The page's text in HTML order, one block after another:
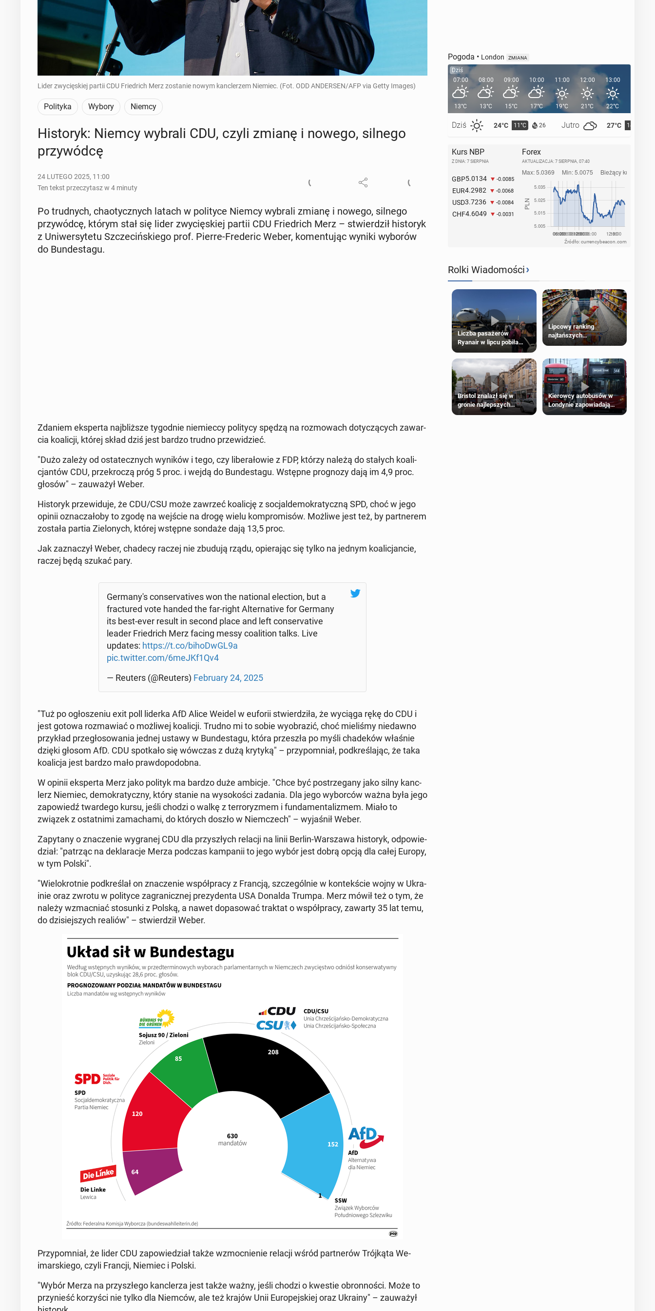
Lider zwycięskiej partii CDU Friedrich Merz zostanie nowym kanclerzem Niemiec. (Fot. ODD ANDERSEN/AFP via Getty Images)
Polityka Wybory Niemcy
Hi­sto­ryk: Niemcy wybrali CDU, czyli zmianę i nowego, silnego
przy­wód­cę
24 LUTEGO 2025, 11:00
Ten tekst przeczytasz w 4 minuty
Po trud­nych, cha­otycz­nych latach w po­li­ty­ce Niemcy wybrali zmianę i nowego, silnego
przy­wód­cę, którym stał się lider zwy­cię­skiej partii CDU Frie­drich Merz – stwier­dził hi­sto­ryk
z Uni­wer­sy­te­tu Szcze­ciń­skie­go prof. Pierre-Fre­de­ric Weber, ko­men­tu­jąc wyniki wyborów
do Bun­de­sta­gu.
Zdaniem eks­per­ta naj­bliż­sze ty­go­dnie nie­miec­cy po­li­ty­cy spędzą na roz­mo­wach do­ty­czą­cych za­war­
cia ko­ali­cji, której skład dziś jest bardzo trudno prze­wi­dzieć.
"Dużo zależy od osta­tecz­nych wyników i tego, czy li­be­ra­ło­wie z FDP, którzy należą do stałych ko­ali­
cjan­tów CDU, prze­kro­czą próg 5 proc. i wejdą do Bun­de­sta­gu. Wstępne pro­gno­zy dają im 4,9 proc.
głosów" – za­uwa­żył Weber.
Hi­sto­ryk prze­wi­du­je, że CDU/CSU może zawrzeć ko­ali­cję z so­cjal­de­mo­kra­tycz­ną SPD, choć w jego
opinii ozna­cza­ło­by to zgodę na wejście na drogę wielu kom­pro­mi­sów. Możliwe jest też, by part­ne­rem
została partia Zie­lo­nych, której wstępne sondaże dają 13,5 proc.
Jak za­zna­czył Weber, chadecy raczej nie zbudują rządu, opie­ra­jąc się tylko na jednym ko­ali­cjan­cie,
raczej będą szukać pary.
Ger­ma­ny­'s con­se­rva­ti­ves won the na­tio­nal elec­tion, but a
frac­tu­red vote handed the far-right Al­ter­na­ti­ve for Germany
its best-ever result in second place and left con­se­rva­ti­ve
leader Frie­drich Merz facing messy co­ali­tion talks. Live
updates: https://t.co/bi­ho­DwGL9a
pic.twitter.com/6meJKf1Qv4
— Reuters (@Reuters) Fe­bru­ary 24, 2025
"Tuż po ogło­sze­niu exit poll liderka AfD Alice Weidel w euforii stwier­dzi­ła, że wyciąga rękę do CDU i
jest gotowa roz­ma­wiać o moż­li­wej ko­ali­cji. Trudno mi to sobie wy­obra­zić, choć mie­li­śmy nie­daw­no
przy­kład prze­gło­so­wa­nia jednej ustawy w Bun­de­sta­gu, która prze­szła po myśli cha­de­ków właśnie
dzięki głosom AfD. CDU spo­tka­ło się wówczas z dużą krytyką" – przy­po­mniał, pod­kre­śla­jąc, że taka
ko­ali­cja jest bardzo mało praw­do­po­dob­na.
W opinii eks­per­ta Merz jako polityk ma bardzo duże ambicje. "Chce być po­strze­ga­ny jako silny kanc­
lerz Niemiec, de­mo­kra­tycz­ny, który stanie na wy­so­ko­ści zadania. Dla jego wy­bor­ców ważna była jego
za­po­wiedź twar­de­go kursu, jeśli chodzi o walkę z ter­ro­ry­zmem i fun­da­men­ta­li­zmem. Miało to
związek z ostat­ni­mi za­ma­cha­mi, do których doszło w Niem­czech" – wy­ja­śnił Weber.
Za­py­ta­ny o zna­cze­nie wy­gra­nej CDU dla przy­szłych relacji na linii Berlin-War­sza­wa hi­sto­ryk, od­po­wie­
dział: "patrząc na de­kla­ra­cje Merza podczas kam­pa­nii to jego wybór jest dobrą opcją dla całej Europy,
w tym Polski".
"Wie­lo­krot­nie pod­kre­ślał on zna­cze­nie współ­pra­cy z Francją, szcze­gól­nie w kon­tek­ście wojny w Ukra­
inie oraz zwrotu w po­li­ty­ce za­gra­nicz­nej pre­zy­den­ta USA Donalda Trumpa. Merz mówił też o tym, że
należy wzmac­niać sto­sun­ki z Polską, a nawet do­pa­so­wać traktat o współ­pra­cy, zawarty 35 lat temu,
do dzi­siej­szych realiów" – stwier­dził Weber.
Przy­po­mniał, że lider CDU za­po­wie­dział także wzmoc­nie­nie relacji wśród part­ne­rów Trój­ką­ta We­
imar­skie­go, czyli Francji, Niemiec i Polski.
"Wybór Merza na przy­szłe­go kanc­le­rza jest także ważny, jeśli chodzi o kwestie obron­no­ści. Może to
przy­nieść ko­rzy­ści nie tylko dla Niemców, ale też krajów Unii Eu­ro­pej­skiej oraz Ukrainy" – za­uwa­żył
Pogoda • London ZMIANA
Dziś
07:00
13°C
Dziś 24°C 11°C 26 Jutro 27°C 14°C
08:00
13°C
09:00
15°C
10:00
17°C
11:00
19°C
12:00
21°C
13:00
22°C
Kurs NBP
Z DNIA: 7 SIERPNIA
GBP5.0134 -0.0085
EUR4.2982 -0.0068
USD3.7236 -0.0084
CHF4.6049 -0.0031
Forex
AKTUALIZACJA: 7 SIERPNIA, 07:40
Źródło: currencybeacon.com
Rolki Wiadomości›
Liczba pasażerów
Ryanair w lipcu pobiła
rekord
Lipcowy ranking
najtańszych
supermarketów
Bristol znalazł się w
gronie najlepszych
kierunków podróży na
Kierowcy autobusów w
Londynie zapowiadają
strajki